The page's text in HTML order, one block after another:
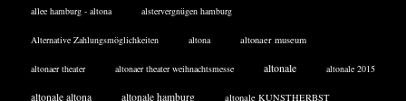
allee hamburg - altona alstervergnügen hamburg
Alternative Zahlungsmöglichkeiten altona altonaer museum
altonaer theater altonaer theater weihnachtsmesse altonale altonale 2015
altonale altona altonale hamburg altonale KUNSTHERBST